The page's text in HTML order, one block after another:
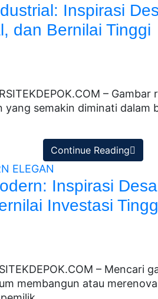
Inspirasi
dan Bernilai Tinggi
–
yang semakin diminati dalam
Continue Reading
Inspirasi
Investasi
– Mencari
membangun atau